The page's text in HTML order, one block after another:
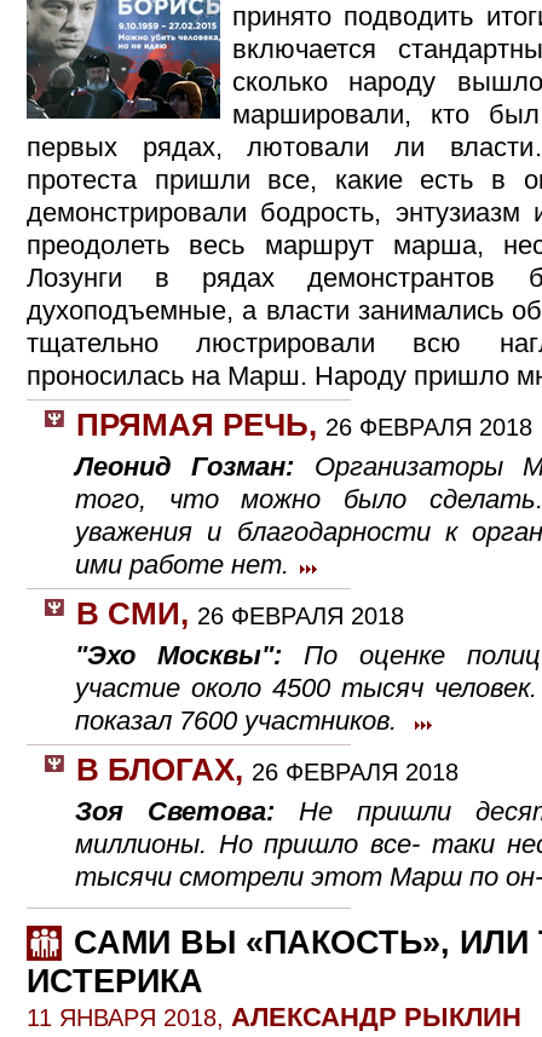
принято подводить
включается
сколько народу
маршировали, кто
первых рядах, лютовали ли
протеста пришли все, какие есть в
демонстрировали бодрость, энтузиазм
преодолеть весь маршрут марша,
Лозунги в рядах демонстрантов
духоподъемные, а власти занимались
тщательно люстрировали всю
проносилась на Марш. Народу пришло
ПРЯМАЯ РЕЧЬ, 26 ФЕВРАЛЯ 2018
Леонид Гозман: Организаторы
того, что можно было
уважения и благодарности к
ими работе нет.
В СМИ, 26 ФЕВРАЛЯ 2018
"Эхо Москвы": По оценке
участие около 4500 тысяч
показал 7600 участников.
В БЛОГАХ, 26 ФЕВРАЛЯ 2018
Зоя Светова: Не пришли
миллионы. Но пришло все- таки
тысячи смотрели этот Марш по
САМИ ВЫ «ПАКОСТЬ»,
ИСТЕРИКА
11 ЯНВАРЯ 2018, АЛЕКСАНДР РЫКЛИН